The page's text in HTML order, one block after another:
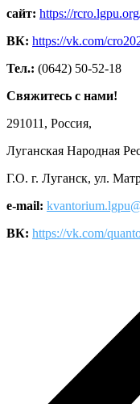
сайт: https://
ВК: https://vk.com/
Тел.: (0642) 50-52-18
Свяжитесь с нами!
291011, Россия,
Луганская Народная
Г.О. г. Луганск, ул.
e-mail:
ВК: https://vk.com/